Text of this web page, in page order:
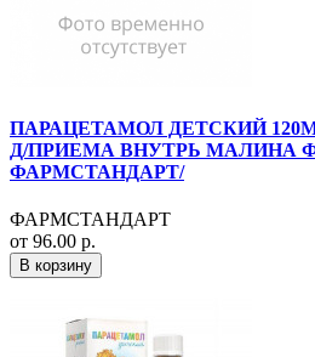
ПАРАЦЕТАМОЛ ДЕТСКИЙ
Д/ПРИЕМА ВНУТРЬ МАЛИНА
ФАРМСТАНДАРТ/
ФАРМСТАНДАРТ
от 96.00 р.
В корзину